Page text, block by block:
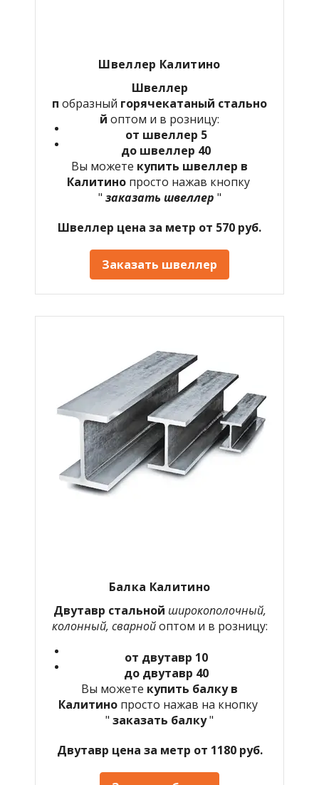
Швеллер Калитино
Швеллер
п образный горячекатаный стально
й оптом и в розницу:
от швеллер 5
до швеллер 40
Вы можете купить швеллер в
Калитино просто нажав кнопку
" заказать швеллер "
Швеллер цена за метр от 570 руб.
Заказать швеллер
Балка Калитино
Двутавр стальной широкополочный,
колонный, сварнойоптом и в розницу:
от двутавр 10
до двутавр 40
Вы можете купить балку в
Калитино просто нажав на кнопку
" заказать балку"
Двутавр цена за метр от 1180 руб.